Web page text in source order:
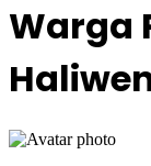
Warga